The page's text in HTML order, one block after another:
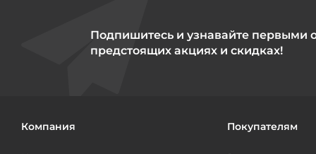
Подпишитесь и узнавайте первыми
предстоящих акциях и скидках!
Компания Покупателям